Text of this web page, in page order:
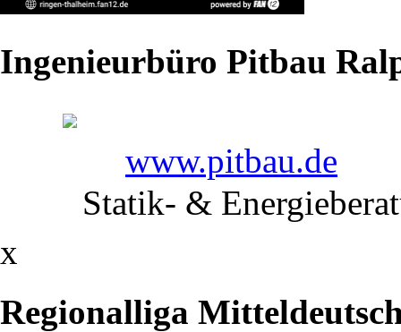
Ingenieurbüro Pitbau
www.pitbau.de
Statik- &
x
Regionalliga
Landesliga
Sachsen
Ergebnis-
Seite
db.de